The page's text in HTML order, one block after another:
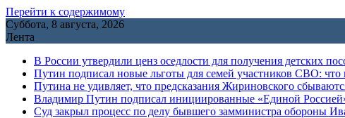
Перейти к содержимому
Суббота, 8 августа, 2026
Лента
В России утвердили ценз оседлости для получения детских
Путин подписал новые льготы для семей участников СВО: что
Путина не удивляет, что предсказания Жириновского
Владимир Путин подписал инициированные «Единой
Cуд закрыл процесс по делу бывшего замминистра обороны